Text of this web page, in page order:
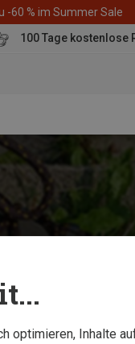
-60 % im Summer Sale
100 Tage kostenlose
optimieren, Inhalte